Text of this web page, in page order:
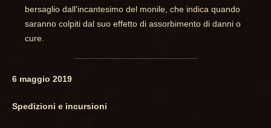
bersaglio dall'incantesimo del monile, che indica quando
saranno colpiti dal suo effetto di assorbimento di danni o
cure.
6 maggio 2019
Spedizioni e incursioni